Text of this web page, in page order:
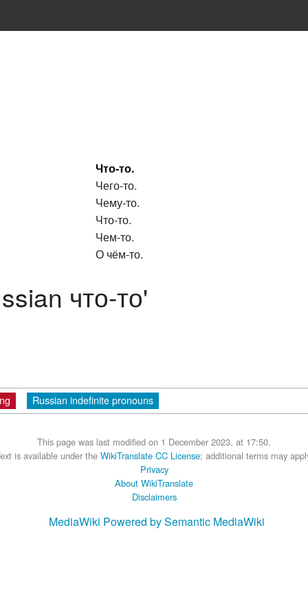
Что-то.
Чего-то.
Чему-то.
Что-то.
Чем-то.
О чём-то.
что-то'
Russian indefinite pronouns
This page was last modified on 1 December 2023, at 17:50.
is available under the WikiTranslate CC License; additional terms may
Privacy
About WikiTranslate
Disclaimers
MediaWiki Powered by Semantic MediaWiki